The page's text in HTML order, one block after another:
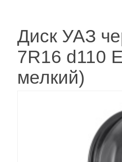
Диск УАЗ
7R16 d110
мелкий)